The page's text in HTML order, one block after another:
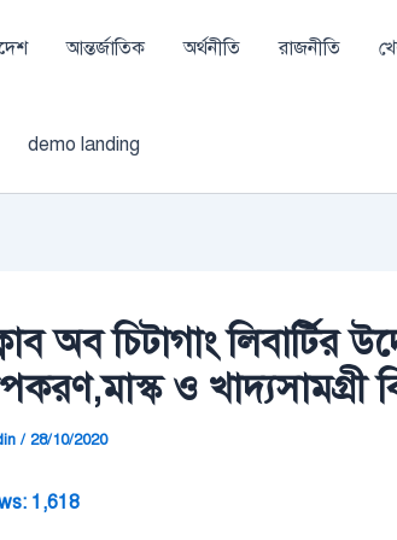
আন্তর্জাতিক অর্থনীতি রাজনীতি
demo landing
অব চিটাগাং লিবার্টির
ও খাদ্যসামগ্রী
/28/10/2020
1,618